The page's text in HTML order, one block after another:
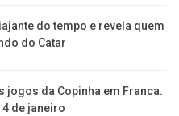
do tempo e revela quem
do Catar
jogos da Copinha em Franca.
de janeiro